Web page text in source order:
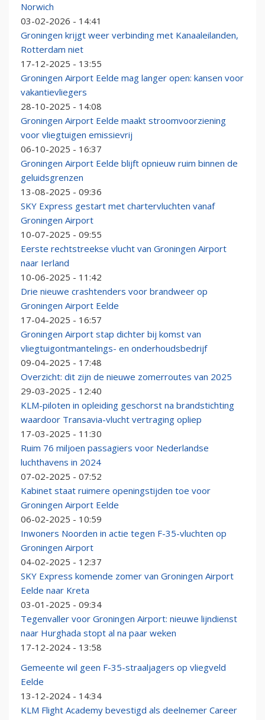
Norwich
03-02-2026 - 14:41
Groningen krijgt weer verbinding met Kanaaleilanden,
Rotterdam niet
17-12-2025 - 13:55
Groningen Airport Eelde mag langer open: kansen voor
vakantievliegers
28-10-2025 - 14:08
Groningen Airport Eelde maakt stroomvoorziening
voor vliegtuigen emissievrij
06-10-2025 - 16:37
Groningen Airport Eelde blijft opnieuw ruim binnen de
geluidsgrenzen
13-08-2025 - 09:36
SKY Express gestart met chartervluchten vanaf
Groningen Airport
10-07-2025 - 09:55
Eerste rechtstreekse vlucht van Groningen Airport
naar Ierland
10-06-2025 - 11:42
Drie nieuwe crashtenders voor brandweer op
Groningen Airport Eelde
17-04-2025 - 16:57
Groningen Airport stap dichter bij komst van
vliegtuigontmantelings- en onderhoudsbedrijf
09-04-2025 - 17:48
Overzicht: dit zijn de nieuwe zomerroutes van 2025
29-03-2025 - 12:40
KLM-piloten in opleiding geschorst na brandstichting
waardoor Transavia-vlucht vertraging opliep
17-03-2025 - 11:30
Ruim 76 miljoen passagiers voor Nederlandse
luchthavens in 2024
07-02-2025 - 07:52
Kabinet staat ruimere openingstijden toe voor
Groningen Airport Eelde
06-02-2025 - 10:59
Inwoners Noorden in actie tegen F-35-vluchten op
Groningen Airport
04-02-2025 - 12:37
SKY Express komende zomer van Groningen Airport
Eelde naar Kreta
03-01-2025 - 09:34
Tegenvaller voor Groningen Airport: nieuwe lijndienst
naar Hurghada stopt al na paar weken
17-12-2024 - 13:58
Gemeente wil geen F-35-straaljagers op vliegveld
Eelde
13-12-2024 - 14:34
KLM Flight Academy bevestigd als deelnemer Career